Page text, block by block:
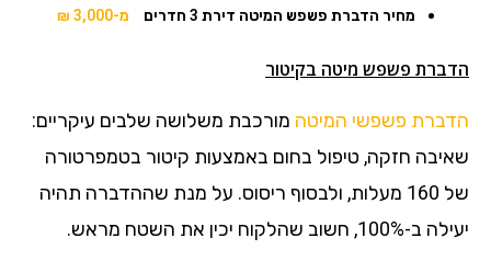
מחיר הדברת פשפש המיטה דירת 3 חדרים
מ-3,000 ₪
הדברת פשפש מיטה בקיטור
הדברת פשפשי המיטה מורכבת משלושה שלבים עיקריים:
שאיבה חזקה, טיפול בחום באמצעות קיטור בטמפרטורה
של 160 מעלות, ולבסוף ריסוס. על מנת שההדברה תהיה
יעילה ב-100%, חשוב שהלקוח יכין את השטח מראש.